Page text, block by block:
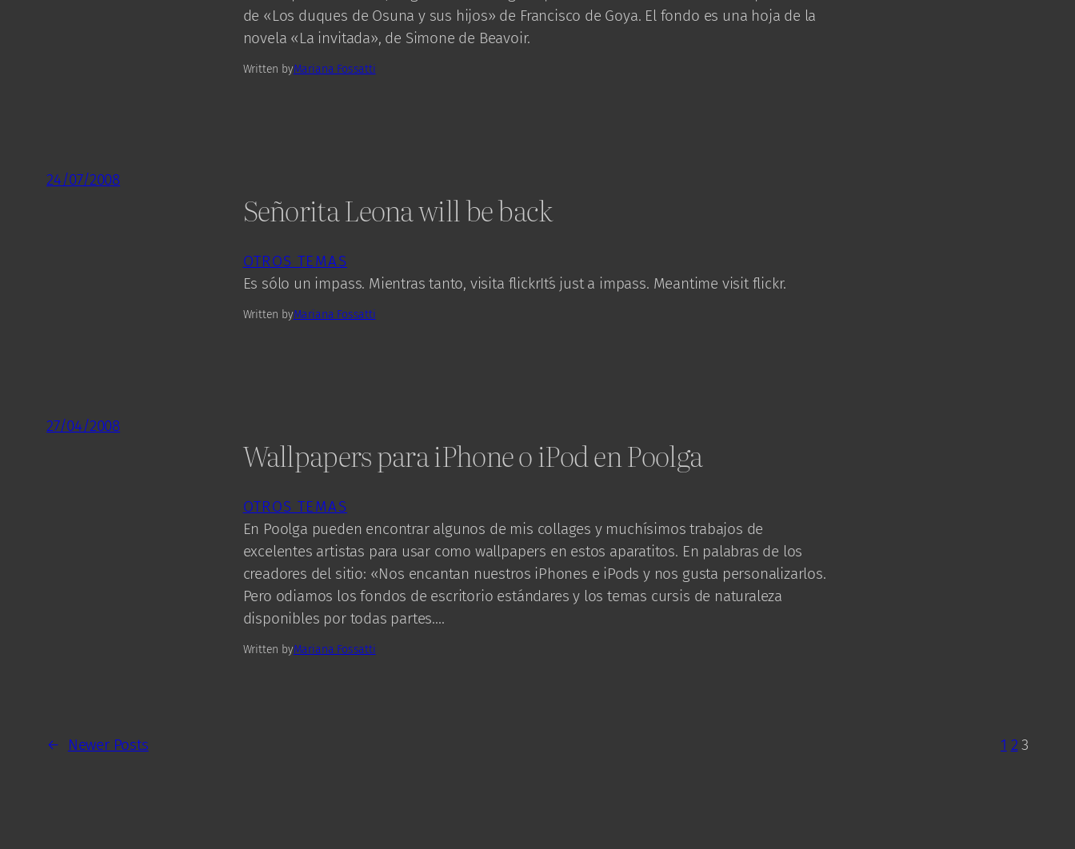
de «Los duques de Osuna y sus hijos» de Francisco de Goya. El fondo es una hoja de la
novela «La invitada», de Simone de Beavoir.
Written byMariana Fossatti
24/07/2008
Señorita Leona will be back
OTROS TEMAS
Es sólo un impass. Mientras tanto, visita flickrIt´s just a impass. Meantime visit flickr.
Written byMariana Fossatti
27/04/2008
Wallpapers para iPhone o iPod en Poolga
OTROS TEMAS
En Poolga pueden encontrar algunos de mis collages y muchísimos trabajos de
excelentes artistas para usar como wallpapers en estos aparatitos. En palabras de los
creadores del sitio: «Nos encantan nuestros iPhones e iPods y nos gusta personalizarlos.
Pero odiamos los fondos de escritorio estándares y los temas cursis de naturaleza
disponibles por todas partes.…
Written byMariana Fossatti
← Newer Posts 1 2 3